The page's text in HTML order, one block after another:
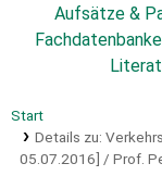
Aufsätze &
Start
Details zu:
05.07.2016] / Prof.